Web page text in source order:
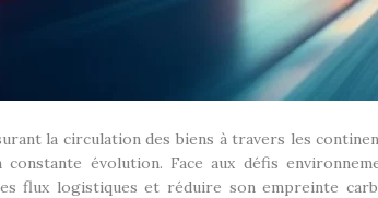
la circulation des biens à travers les
évolution. Face aux défis
flux logistiques et réduire son empreinte